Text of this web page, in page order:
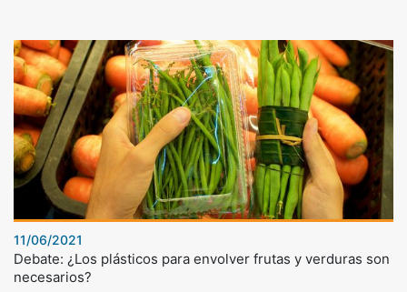
11/06/2021
Debate: ¿Los plásticos para envolver frutas y verduras son
necesarios?